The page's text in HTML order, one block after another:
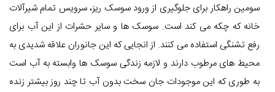
سومین راهکار برای جلوگیری از ورود سوسک ریز، سرویس تمام شیرآلات
خانه که چکه می کند است. سوسک ها و سایر حشرات از این آب برای
رفع تشنگی استفاده می کنند. از انجایی که این جانوران علاقه شدیدی به
محیط های مرطوب دارند و لازمه زندگی سوسک ها وابسته به آب است
به طوری که این موجودات جان سخت بدون آب تا چند روز بیشتر زنده